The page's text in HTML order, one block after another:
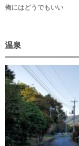
俺にはどうでもいい
温泉